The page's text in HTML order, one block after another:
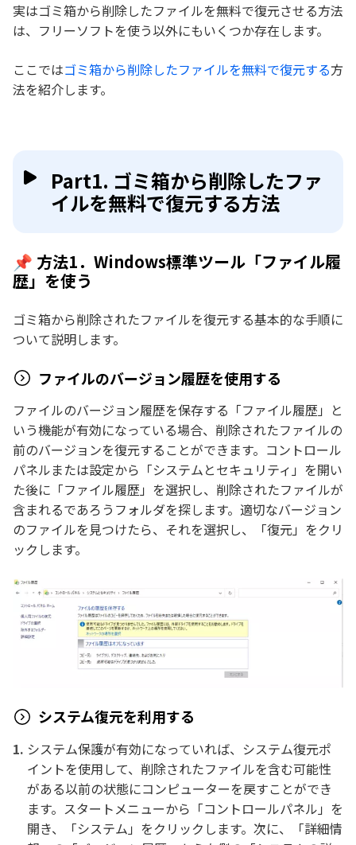
実はゴミ箱から削除したファイルを無料で復元させる方法
は、フリーソフトを使う以外にもいくつか存在します。
ここではゴミ箱から削除したファイルを無料で復元する方
法を紹介します。
Part1. ゴミ箱から削除したファ
イルを無料で復元する方法
📌 方法1．Windows標準ツール「ファイル履
歴」を使う
ゴミ箱から削除されたファイルを復元する基本的な手順に
ついて説明します。
ファイルのバージョン履歴を使用する
ファイルのバージョン履歴を保存する「ファイル履歴」と
いう機能が有効になっている場合、削除されたファイルの
前のバージョンを復元することができます。コントロール
パネルまたは設定から「システムとセキュリティ」を開い
た後に「ファイル履歴」を選択し、削除されたファイルが
含まれるであろうフォルダを探します。適切なバージョン
のファイルを見つけたら、それを選択し、「復元」をクリ
ックします。
システム復元を利用する
システム保護が有効になっていれば、システム復元ポ
イントを使用して、削除されたファイルを含む可能性
がある以前の状態にコンピューターを戻すことができ
ます。スタートメニューから「コントロールパネル」を
開き、「システム」をクリックします。次に、「詳細情